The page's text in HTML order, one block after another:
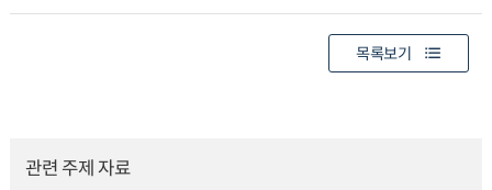
목록보기
관련 주제 자료